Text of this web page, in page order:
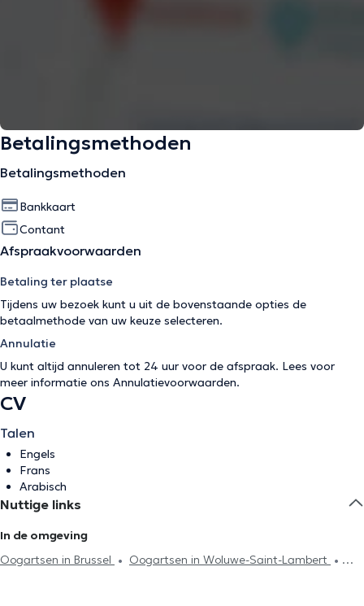
Betalingsmethoden
Betalingsmethoden
Bankkaart
Contant
Afspraakvoorwaarden
Betaling ter plaatse
Tijdens uw bezoek kunt u uit de bovenstaande opties de
betaalmethode van uw keuze selecteren.
Annulatie
U kunt altijd annuleren tot 24 uur voor de afspraak. Lees voor
meer informatie ons Annulatievoorwaarden.
CV
Talen
Engels
Frans
Arabisch
Nuttige links
In de omgeving
Oogartsen in Brussel
Oogartsen in Woluwe-Saint-Lambert